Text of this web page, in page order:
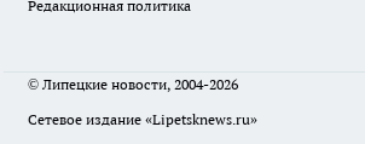
Редакционная политика
© Липецкие новости, 2004-2026
Сетевое издание «Lipetsknews.ru»